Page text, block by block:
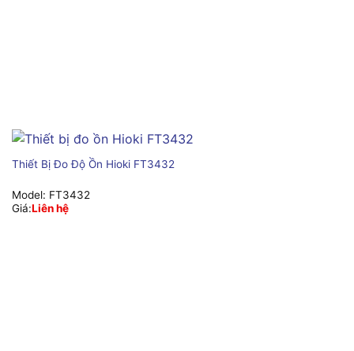
Thiết Bị Đo Độ Ồn Hioki FT3432
Model: FT3432
Giá:Liên hệ